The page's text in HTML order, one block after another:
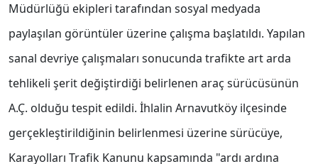
Müdürlüğü ekipleri tarafından sosyal medyada
paylaşılan görüntüler üzerine çalışma başlatıldı. Yapılan
sanal devriye çalışmaları sonucunda trafikte art arda
tehlikeli şerit değiştirdiği belirlenen araç sürücüsünün
A.Ç. olduğu tespit edildi. İhlalin Arnavutköy ilçesinde
gerçekleştirildiğinin belirlenmesi üzerine sürücüye,
Karayolları Trafik Kanunu kapsamında "ardı ardına